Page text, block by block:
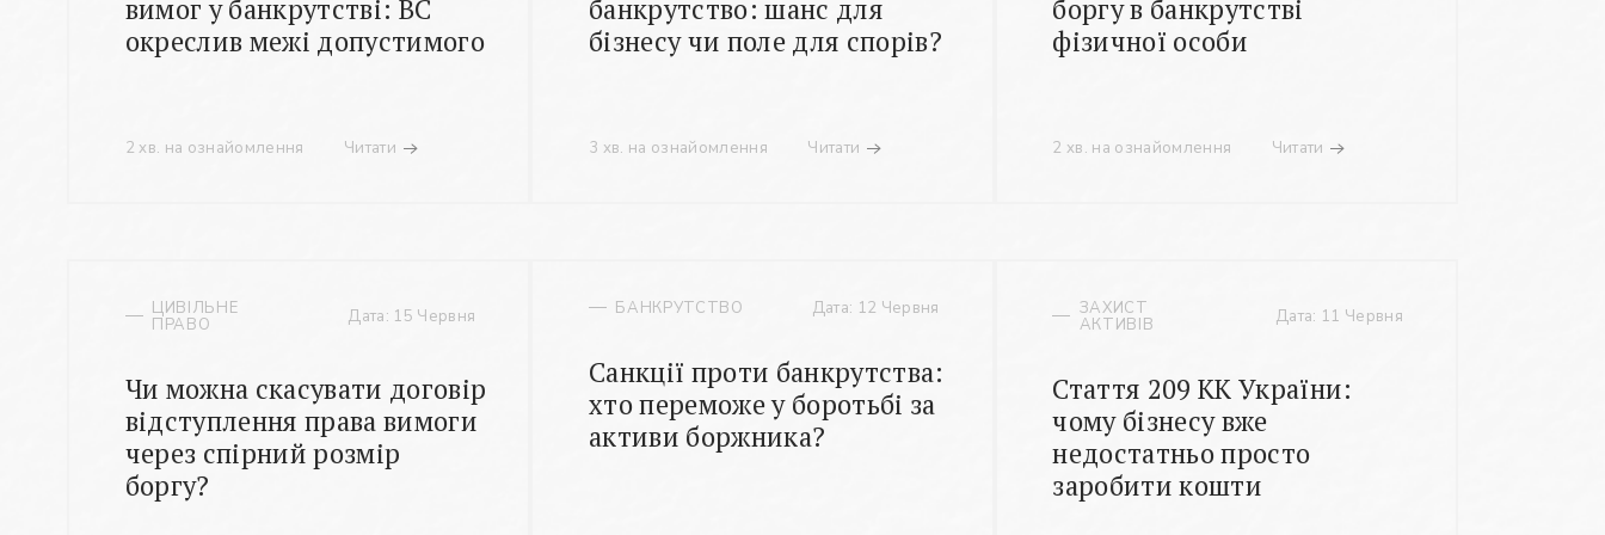
вимог у банкрутстві: ВС
окреслив межі допустимого
2 хв. на ознайомлення Читати
банкрутство: шанс для
бізнесу чи поле для спорів?
3 хв. на ознайомлення Читати
боргу в банкрутстві
фізичної особи
2 хв. на ознайомлення Читати
ЦИВІЛЬНЕ
ПРАВО Дата: 15 Червня
Чи можна скасувати договір
відступлення права вимоги
через спірний розмір
боргу?
БАНКРУТСТВО Дата: 12 Червня
Санкції проти банкрутства:
хто переможе у боротьбі за
активи боржника?
ЗАХИСТ
АКТИВІВ Дата: 11 Червня
Стаття 209 КК України:
чому бізнесу вже
недостатньо просто
заробити кошти